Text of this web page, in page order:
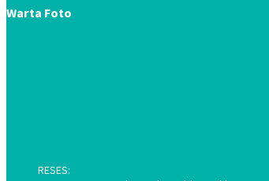
Warta Foto
RESES: